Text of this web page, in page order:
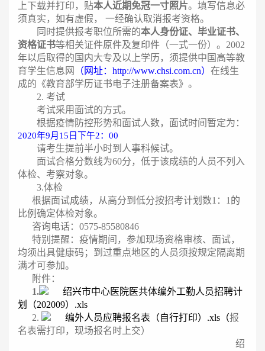
上下载并打印，贴本人近期免冠一寸照片。填写信息必
须真实，如有虚假， 一经确认取消报考资格。
同时提供报考职位所需的本人身份证、毕业证书、
资格证书等相关证件原件及复印件（一式一份）。 2002
年以后取得的国内大专及以上学历，须提供中国高等教
育学生信息网
（网址：http://www.chsi.com.cn） 在线生
成的《教育部学历证书电子注册备案表》。
2. 考试
考试采用面试的方式。
根据疫情防控形势和面试人数，面试时间暂定为：
2020年9月15日下午2：00
请考生提前半小时到人事科候试。
面试合格分数线为60分，低于该成绩的人员不列入
体检、考察对象。
3.体检
根据面试成绩，从高分到低分按招考计划数1：1的
比例确定体检对象。
咨询电话：0575-85580846
特别提醒：疫情期间，参加现场资格审核、面试，
均须出具健康码；到过重点地区的人员须按规定隔离期
满才可参加。
附件：
1.
绍兴市中心医院医共体编外工勤人员招聘计
划（202009）.xls
2.
编外人员应聘报名表（自行打印）.xls （报
名表需打印，现场报名时上交）
绍